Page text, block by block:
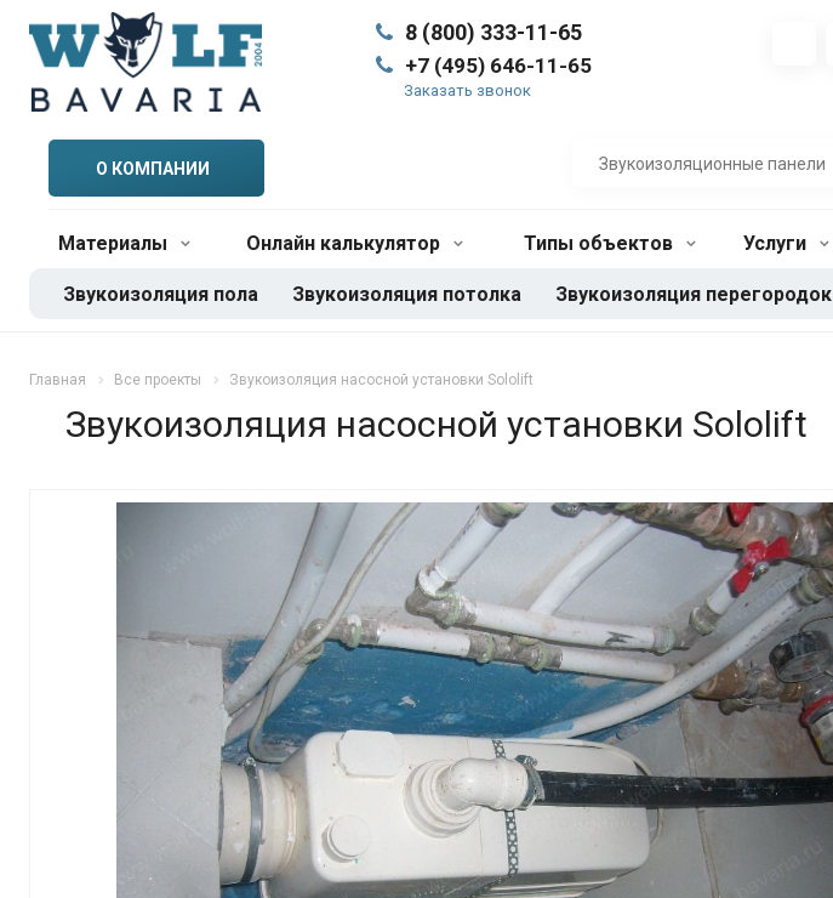
8 (800) 333-11-65
+7 (495) 646-11-65
Заказать звонок
О КОМПАНИИ
Материалы Онлайн калькулятор Типы объектов Услуги
Звукоизоляция пола Звукоизоляция потолка Звукоизоляция перегородок
Главная Все проекты Звукоизоляция насосной установки Sololift
Звукоизоляция насосной установки Sololift